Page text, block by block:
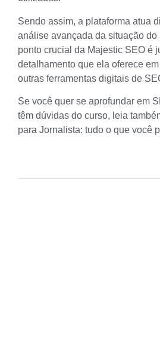
Sendo assim, a plataforma atua
análise avançada da situação do
ponto crucial da Majestic SEO é
detalhamento que ela oferece
outras ferramentas digitais de
Se você quer se aprofundar em
têm dúvidas do curso, leia
para Jornalista: tudo o que você